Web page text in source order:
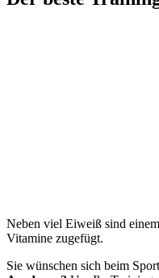
Neben viel Eiweiß sind
Vitamine zugefügt.
Sie wünschen sich beim Sport